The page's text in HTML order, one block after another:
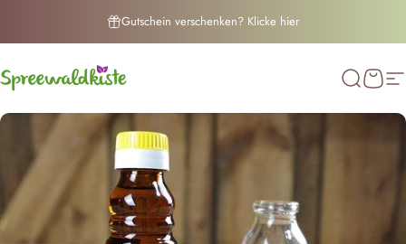
Gutschein verschenken? Klicke hier
Spreewaldkiste Suche